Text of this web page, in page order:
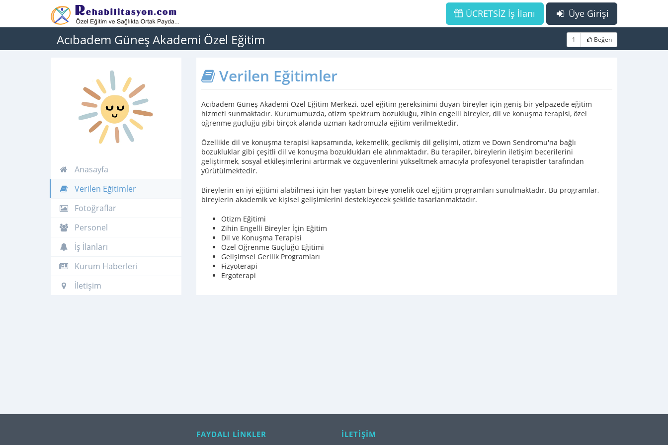
Üye Girişi
ÜCRETSİZ İş İlanı
Acıbadem Güneş Akademi Özel Eğitim 1 Beğen
Anasayfa
Verilen Eğitimler
Fotoğraflar
Personel
İş İlanları
Kurum Haberleri
İletişim
Verilen Eğitimler
Acıbadem Güneş Akademi Özel Eğitim Merkezi, özel eğitim gereksinimi duyan bireyler için geniş bir yelpazede eğitim
hizmeti sunmaktadır. Kurumumuzda, otizm spektrum bozukluğu, zihin engelli bireyler, dil ve konuşma terapisi, özel
öğrenme güçlüğü gibi birçok alanda uzman kadromuzla eğitim verilmektedir.
Özellikle dil ve konuşma terapisi kapsamında, kekemelik, gecikmiş dil gelişimi, otizm ve Down Sendromu'na bağlı
bozukluklar gibi çeşitli dil ve konuşma bozuklukları ele alınmaktadır. Bu terapiler, bireylerin iletişim becerilerini
geliştirmek, sosyal etkileşimlerini artırmak ve özgüvenlerini yükseltmek amacıyla profesyonel terapistler tarafından
yürütülmektedir.
Bireylerin en iyi eğitimi alabilmesi için her yaştan bireye yönelik özel eğitim programları sunulmaktadır. Bu programlar,
bireylerin akademik ve kişisel gelişimlerini destekleyecek şekilde tasarlanmaktadır.
Otizm Eğitimi
Zihin Engelli Bireyler İçin Eğitim
Dil ve Konuşma Terapisi
Özel Öğrenme Güçlüğü Eğitimi
Gelişimsel Gerilik Programları
Fizyoterapi
Ergoterapi
FAYDALI LİNKLER İLETİŞİM